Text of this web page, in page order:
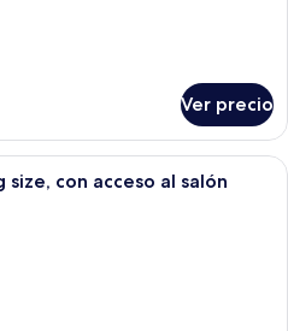
Ver precio
Habitación de hotel con cama, sofá,
size, con acceso al salón